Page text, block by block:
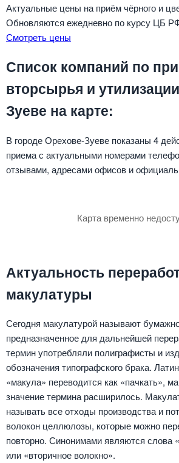
Актуальные цены на приём чёрного и
Обновляются ежедневно по курсу ЦБ
Смотреть цены
Список компаний по
вторсырья и
Зуеве на карте:
В городе Орехове-Зуеве показаны 4
приема с актуальными номерами
отзывами, адресами офисов и
Карта временно
Актуальность
макулатуры
Сегодня макулатурой называют
предназначенное для дальнейшей
термин употребляли полиграфисты и
обозначения типографского брака.
«макула» переводится как «пачкать»,
значение термина расширилось.
называть все отходы производства и
волокон целлюлозы, которые можно
повторно. Синонимами являются слова
или «вторичное волокно».